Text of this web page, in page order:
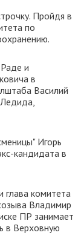
Пройдя в
по
и
в
Василий
Игорь
кандидата в
глава комитета
Владимир
ПР занимает
в Верховную